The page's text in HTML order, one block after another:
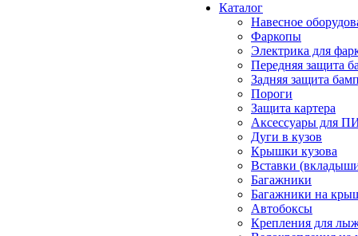
Каталог
Навесное
Фаркопы
Электрика для
Передняя защита
Задняя защита
Пороги
Защита картера
Аксессуары для
Дуги в кузов
Крышки кузова
Вставки
Багажники
Багажники на
Автобоксы
Крепления для